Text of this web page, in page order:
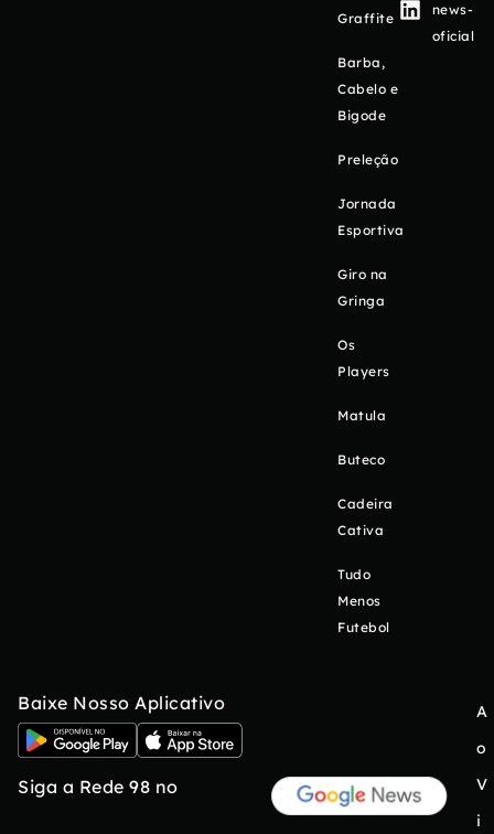
Graffite
Barba,
Cabelo e
Bigode
Preleção
Jornada
Esportiva
Giro na
Gringa
Os
Players
Matula
Buteco
Cadeira
Cativa
Tudo
Menos
Futebol
news-
oficial
Baixe Nosso Aplicativo
Siga a Rede 98 no
A
o
V
i